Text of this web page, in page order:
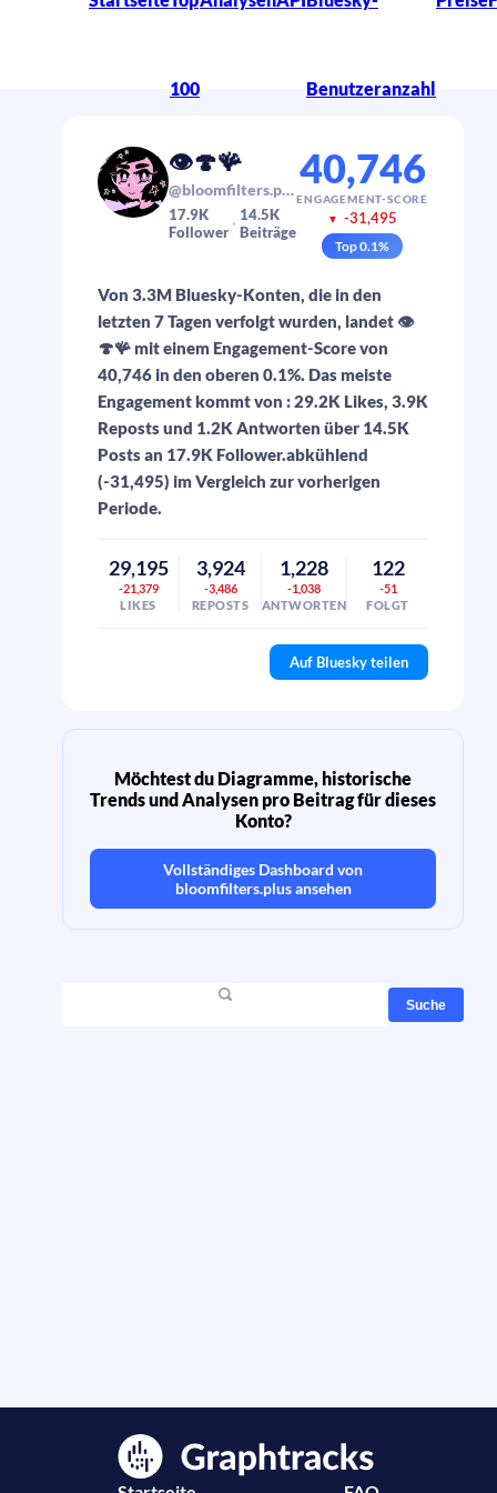
100 Benutzeranzahl
👁️🍄🪸
@bloomfilters.plus
17.9K
Follower
14.5K
Beiträge
40,746
ENGAGEMENT-SCORE
▼ -31,495
Top0.1%
Von 3.3M Bluesky-Konten, die in den
letzten 7 Tagen verfolgt wurden, landet 👁️
🍄🪸 mit einem Engagement-Score von
40,746 in den oberen 0.1%. Das meiste
Engagement kommt von : 29.2K Likes, 3.9K
Reposts und 1.2K Antworten über 14.5K
Posts an 17.9K Follower.abkühlend
(-31,495) im Vergleich zur vorherigen
Periode.
29,195
-21,379
LIKES
3,924
-3,486
REPOSTS
1,228
-1,038
ANTWORTEN
122
-51
FOLGT
Auf Bluesky teilen
Möchtest du Diagramme, historische
Trends und Analysen pro Beitrag für dieses
Konto?
Vollständiges Dashboard von
bloomfilters.plusansehen
Suche